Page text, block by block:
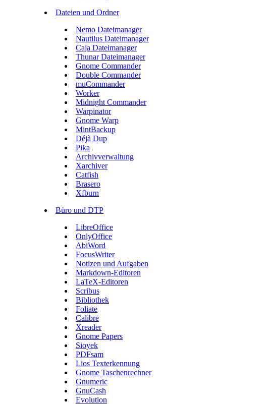
Dateien und Ordner
Nemo Dateimanager
Nautilus Dateimanager
Caja Dateimanager
Thunar Dateimanager
Gnome Commander
Double Commander
muCommander
Worker
Midnight Commander
Warpinator
Gnome Warp
MintBackup
Déjà Dup
Pika
Archivverwaltung
Xarchiver
Catfish
Brasero
Xfburn
Büro und DTP
LibreOffice
OnlyOffice
AbiWord
FocusWriter
Notizen und Aufgaben
Markdown-Editoren
LaTeX-Editoren
Scribus
Bibliothek
Foliate
Calibre
Xreader
Gnome Papers
Sioyek
PDFsam
Lios Texterkennung
Gnome Taschenrechner
Gnumeric
GnuCash
Evolution